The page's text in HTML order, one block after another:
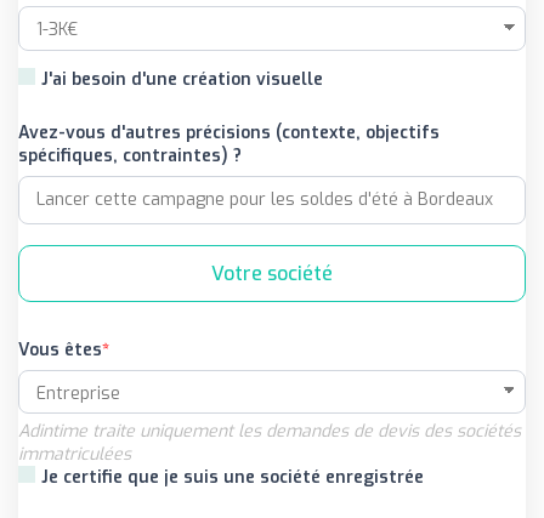
J'ai besoin d'une création visuelle
Avez-vous d'autres précisions (contexte, objectifs
spécifiques, contraintes) ?
Votre société
Vous êtes
Adintime traite uniquement les demandes de devis des sociétés
immatriculées
Je certifie que je suis une société enregistrée